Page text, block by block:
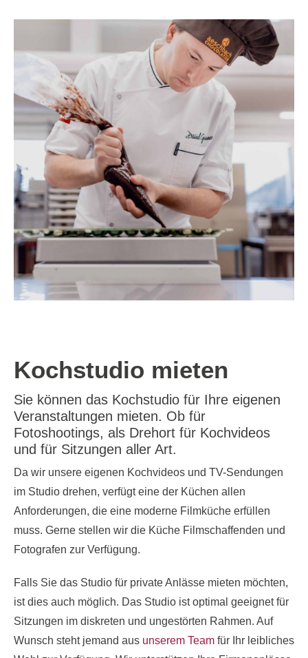
Kochstudio mieten
Sie können das Kochstudio für Ihre eigenen
Veranstaltungen mieten. Ob für
Fotoshootings, als Drehort für Kochvideos
und für Sitzungen aller Art.
Da wir unsere eigenen Kochvideos und TV-Sendungen
im Studio drehen, verfügt eine der Küchen allen
Anforderungen, die eine moderne Filmküche erfüllen
muss. Gerne stellen wir die Küche Filmschaffenden und
Fotografen zur Verfügung.
Falls Sie das Studio für private Anlässe mieten möchten,
ist dies auch möglich. Das Studio ist optimal geeignet für
Sitzungen im diskreten und ungestörten Rahmen. Auf
Wunsch steht jemand aus unserem Team für Ihr leibliches